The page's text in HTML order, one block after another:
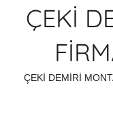
ÇEKİ
ÇEKİ DEMİRİ